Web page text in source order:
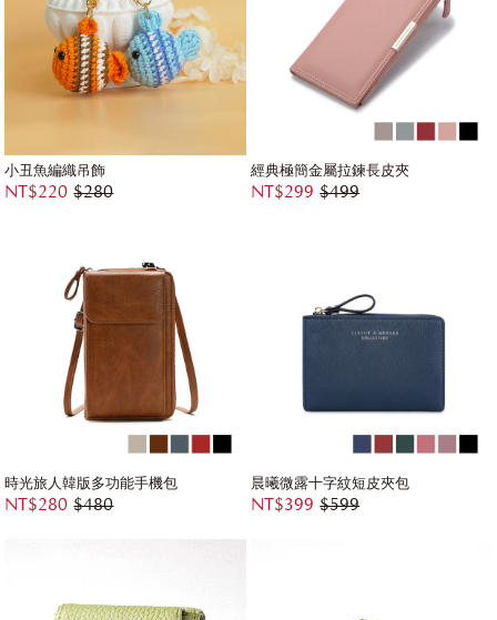
小丑魚編織吊飾
NT$220 $280
經典極簡金屬拉鍊長皮夾
NT$299 $499
時光旅人韓版多功能手機包
NT$280 $480
晨曦微露十字紋短皮夾包
NT$399 $599